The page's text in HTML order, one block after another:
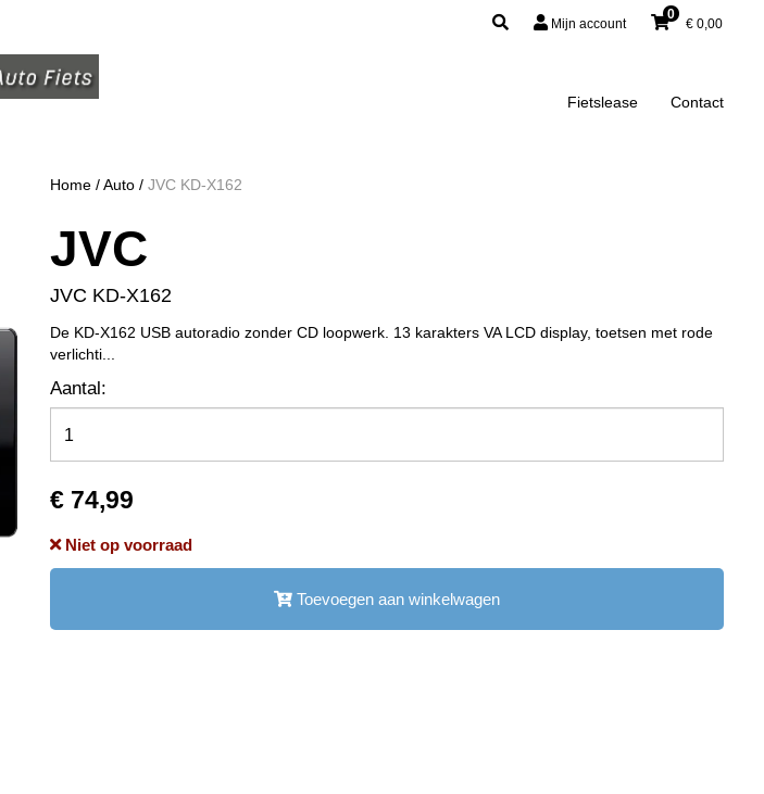
Mijn account
0
€ 0,00
Fietslease Contact
Home /Auto / JVC KD-X162
JVC
JVC KD-X162
De KD-X162 USB autoradio zonder CD loopwerk. 13 karakters VA LCD display, toetsen met rode
verlichti...
Aantal:
€ 74,99
Niet op voorraad
Toevoegen aan winkelwagen